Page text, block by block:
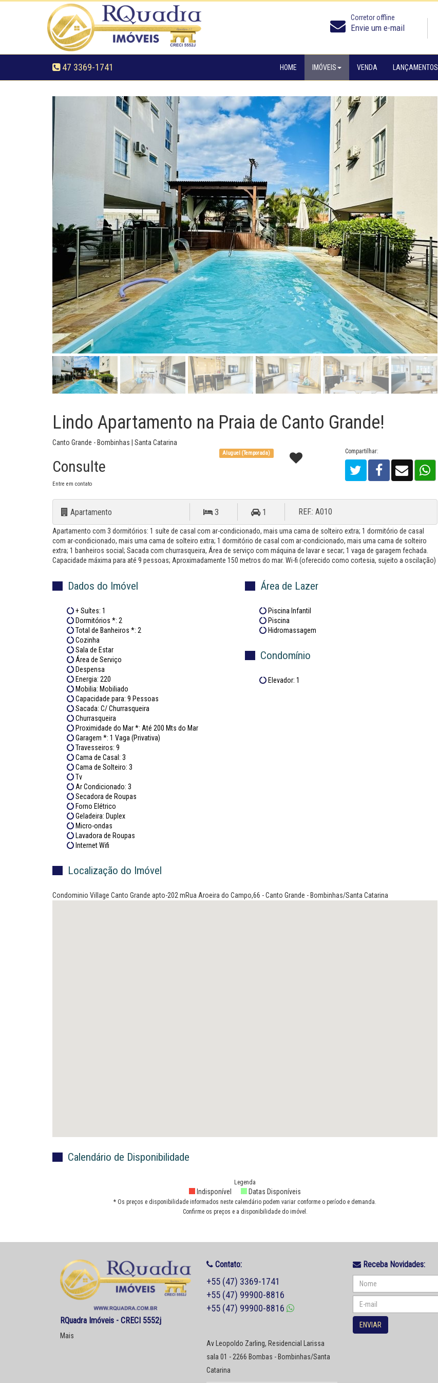
Corretor offline
Envie um e-mail
47 3369-1741 HOME IMÓVEIS VENDA LANÇAMENTOS
Lindo Apartamento na Praia de Canto Grande!
Canto Grande - Bombinhas | Santa Catarina
Consulte
Entre em contato
Aluguel (Temporada) Compartilhar:
Apartamento 3 1 REF.: A010
Apartamento com 3 dormitórios: 1 suíte de casal com ar-condicionado, mais uma cama de solteiro extra; 1 dormitório de casal
com ar-condicionado, mais uma cama de solteiro extra; 1 dormitório de casal com ar-condicionado, mais uma cama de solteiro
extra; 1 banheiros social; Sacada com churrasqueira, Área de serviço com máquina de lavar e secar; 1 vaga de garagem fechada.
Capacidade máxima para até 9 pessoas; Aproximadamente 150 metros do mar. Wi-fi (oferecido como cortesia, sujeito a oscilação)
Dados do Imóvel
+ Suítes: 1
Dormitórios *: 2
Total de Banheiros *: 2
Cozinha
Sala de Estar
Área de Serviço
Despensa
Energia: 220
Mobilia: Mobiliado
Capacidade para: 9 Pessoas
Sacada: C/ Churrasqueira
Churrasqueira
Proximidade do Mar *: Até 200 Mts do Mar
Garagem *: 1 Vaga (Privativa)
Travesseiros: 9
Cama de Casal: 3
Cama de Solteiro: 3
Tv
Ar Condicionado: 3
Secadora de Roupas
Forno Elétrico
Geladeira: Duplex
Micro-ondas
Lavadora de Roupas
Internet Wifi
Área de Lazer
Piscina Infantil
Piscina
Hidromassagem
Condomínio
Elevador: 1
Localização do Imóvel
Condominio Village Canto Grande apto-202 mRua Aroeira do Campo,66 - Canto Grande - Bombinhas/Santa Catarina
Calendário de Disponibilidade
Legenda
Indisponível Datas Disponíveis
* Os preços e disponibilidade informados neste calendário podem variar conforme o período e demanda.
Confirme os preços e a disponibilidade do imóvel.
RQuadra Imóveis - CRECI 5552j
Mais
Contato:
+55 (47) 3369-1741
+55 (47) 99900-8816
+55 (47) 99900-8816
Av Leopoldo Zarling, Residencial Larissa
sala 01 - 2266 Bombas - Bombinhas/Santa
Catarina
Receba Novidades:
ENVIAR